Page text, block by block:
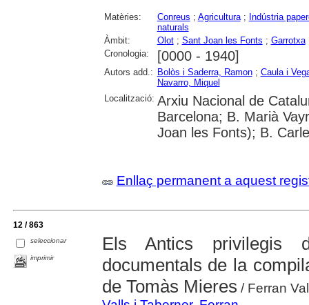
Matèries: Conreus ; Agricultura; Indústria
naturals
Àmbit:
Olot; Sant Joan les Fonts ; Garrotxa
Cronologia:
[0000 - 1940]
Autors add.: Bolòs i Saderra, Ramon; Caula i
Navarro, Miquel
Localització: Arxiu Nacional de
Barcelona; B. Marià
Joan les Fonts); B.
Enllaç permanent a aquest
12 / 863
seleccionar
imprimir
Els Antics privilegis
documentals de la
de Tomàs Mieres / Ferran